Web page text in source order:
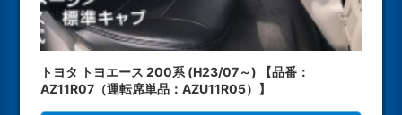
トヨタ トヨエース 200系 (H23/07～) 【品番：
AZ11R07（運転席単品：AZU11R05）】